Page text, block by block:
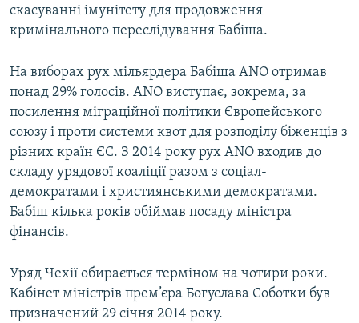
скасуванні імунітету для продовження
кримінального переслідування Бабіша.
На виборах рух мільярдера Бабіша ANO отримав
понад 29% голосів. ANO виступає, зокрема, за
посилення міграційної політики Європейського
союзу і проти системи квот для розподілу біженців з
різних країн ЄС. З 2014 року рух ANO входив до
складу урядової коаліції разом з соціал-
демократами і християнськими демократами.
Бабіш кілька років обіймав посаду міністра
фінансів.
Уряд Чехії обирається терміном на чотири роки.
Кабінет міністрів прем’єра Богуслава Соботки був
призначений 29 січня 2014 року.